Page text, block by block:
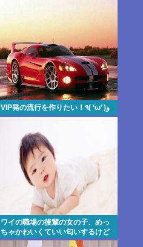
VIP発の流行を作りたい！٩( ‘ω’ )و
ワイの職場の後輩の女の子、めっ
ちゃかわいくていい匂いするけど
ゴミ無能